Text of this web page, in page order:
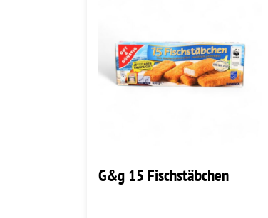
G&g 15 Fischstäbchen